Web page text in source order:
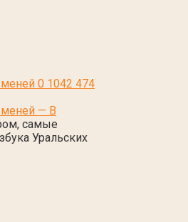
0 1042 474
— В
самые
Уральских